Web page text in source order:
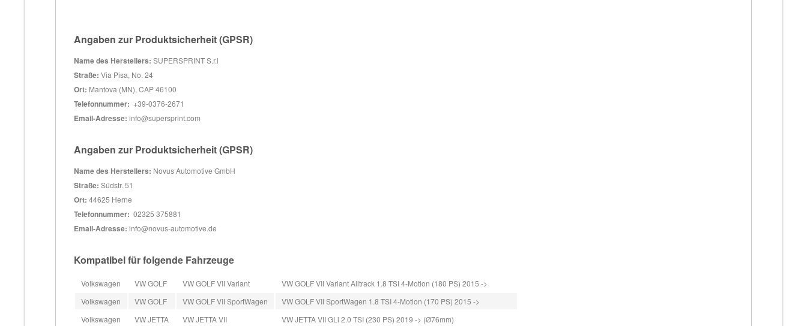
Angaben zur Produktsicherheit (GPSR)
Name des Herstellers: SUPERSPRINT S.r.l
Straße: Via Pisa, No. 24
Ort: Mantova (MN), CAP 46100
Telefonnummer: +39-0376-2671
Email-Adresse: info@supersprint.com
Angaben zur Produktsicherheit (GPSR)
Name des Herstellers: Novus Automotive GmbH
Straße: Südstr. 51
Ort: 44625 Herne
Telefonnummer: 02325 375881
Email-Adresse: info@novus-automotive.de
Kompatibel für folgende Fahrzeuge
Volkswagen VW GOLF VW GOLF VII Variant
VW GOLF VII Variant Alltrack 1.8 TSI 4-Motion (180 PS) 2015 ->
Volkswagen
VW GOLF VW GOLF VII SportWagen
VW GOLF VII SportWagen 1.8 TSI 4-Motion (170 PS) 2015 ->
Volkswagen
VW JETTA VW JETTA VII
VW JETTA VII GLi 2.0 TSI (230 PS) 2019 -> (Ø76mm)